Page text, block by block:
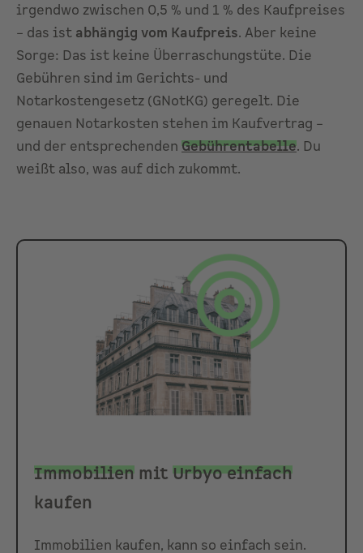
irgendwo zwischen 0,5 % und 1 % des Kaufpreises
– das ist abhängig vom Kaufpreis. Aber keine
Sorge: Das ist keine Überraschungstüte. Die
Gebühren sind im Gerichts- und
Notarkostengesetz (GNotKG) geregelt. Die
genauen Notarkosten stehen im Kaufvertrag –
und der entsprechenden Gebührentabelle. Du
weißt also, was auf dich zukommt.
Immobilien mit Urbyo einfach
kaufen
Immobilien kaufen, kann so einfach sein.